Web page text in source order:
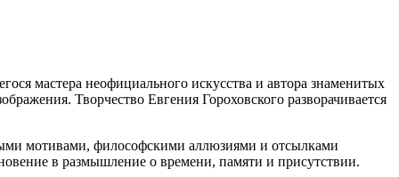
мастера неофициального искусства и автора знаменитых
Творчество Евгения Гороховского разворачивается
мотивами, философскими аллюзиями и отсылками
в размышление о времени, памяти и присутствии.